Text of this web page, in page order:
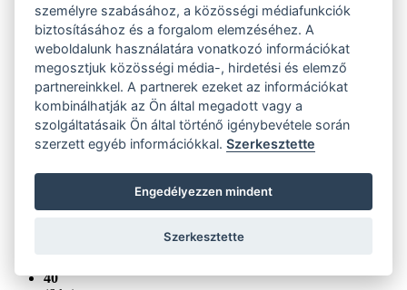
36
(4 ks)
Szállítás az otthoni:
Külső tároló (4 ks)
Szállítás 4-7 munkanapon belül
37
(8 ks)
Szállítás az otthoni:
Külső tároló (8 ks)
Szállítás 4-7 munkanapon belül
38
Külső tároló (12 ks)
Szállítás 4-7 munkanapon belül
39
40
személyre szabásához, a közösségi médiafunkciók
biztosításához és a forgalom elemzéséhez. A
weboldalunk használatára vonatkozó információkat
megosztjuk közösségi média-, hirdetési és elemző
partnereinkkel. A partnerek ezeket az információkat
kombinálhatják az Ön által megadott vagy a
szolgáltatásaik Ön által történő igénybevétele során
szerzett egyéb információkkal.Szerkesztette
Engedélyezzen mindent
Szerkesztette